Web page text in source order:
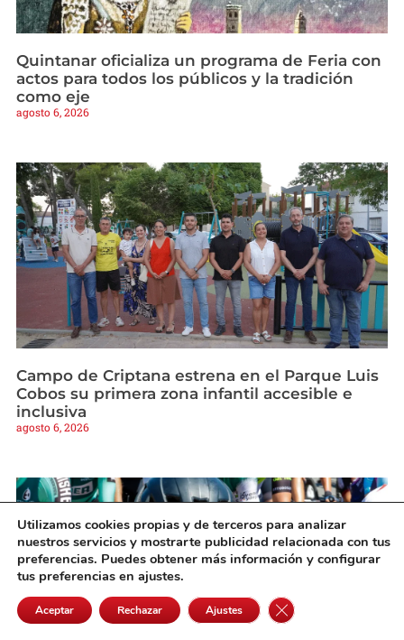
Quintanar oficializa un programa de Feria con
actos para todos los públicos y la tradición
como eje
agosto 6, 2026
Campo de Criptana estrena en el Parque Luis
Cobos su primera zona infantil accesible e
inclusiva
agosto 6, 2026
Utilizamos cookies propias y de terceros para analizar
nuestros servicios y mostrarte publicidad relacionada con tus
preferencias. Puedes obtener más información y configurar
tus preferencias en ajustes.
Aceptar Rechazar Ajustes Cerrar el banner de